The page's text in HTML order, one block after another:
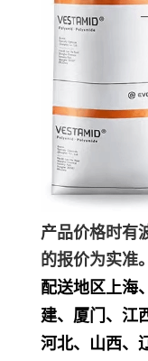
产品价格时有
的报价为实准。
配送地区上海
建、厦门、江
河北、山西、